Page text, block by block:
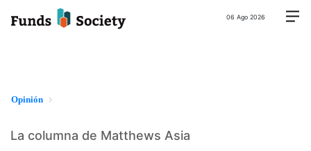
06 Ago 2026
Opinión
La columna de Matthews Asia